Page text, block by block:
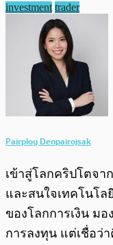
investment trader
Pairploy Denpairojsak
เข้าสู่โลกคริปโตจา
และสนใจเทคโนโล
ของโลกการเงิน ม
การลงทุน แต่เชื่อว่